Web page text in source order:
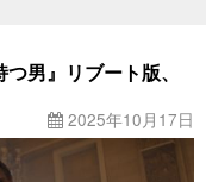
男』リブート版、
2025年10月17日